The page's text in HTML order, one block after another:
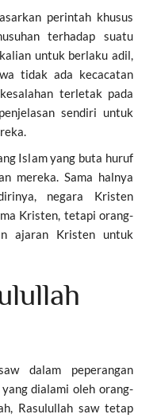
perintah khusus
terhadap suatu
untuk berlaku adil,
tidak ada kecacatan
terletak pada
sendiri untuk
Islam yang buta huruf
mereka. Sama halnya
negara Kristen
Kristen, tetapi orang-
ajaran Kristen untuk
dalam peperangan
dialami oleh orang-
Rasulullah saw tetap